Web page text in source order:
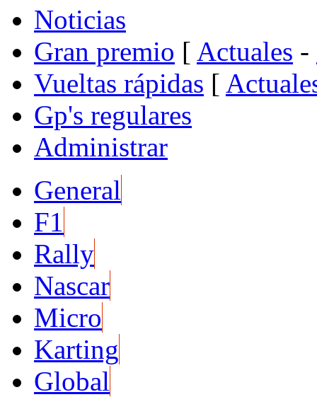
Noticias
Gran premio [ Actuales -
Vueltas rápidas [
Gp's regulares
Administrar
General
F1
Rally
Nascar
Micro
Karting
Global